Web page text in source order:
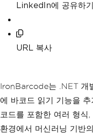
LinkedIn에 공유하기
URL 복사
IronBarcode는 .NET 개
에 바코드 읽기 기능을
코드를 포함한 여러 형식
환경에서 머신러닝 기반